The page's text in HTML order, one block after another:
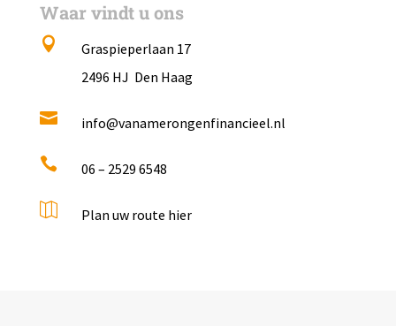
Waar vindt u ons

Graspieperlaan 17
2496 HJ Den Haag
 info@vanamerongenfinancieel.nl
 06 – 2529 6548
 Plan uw route hier